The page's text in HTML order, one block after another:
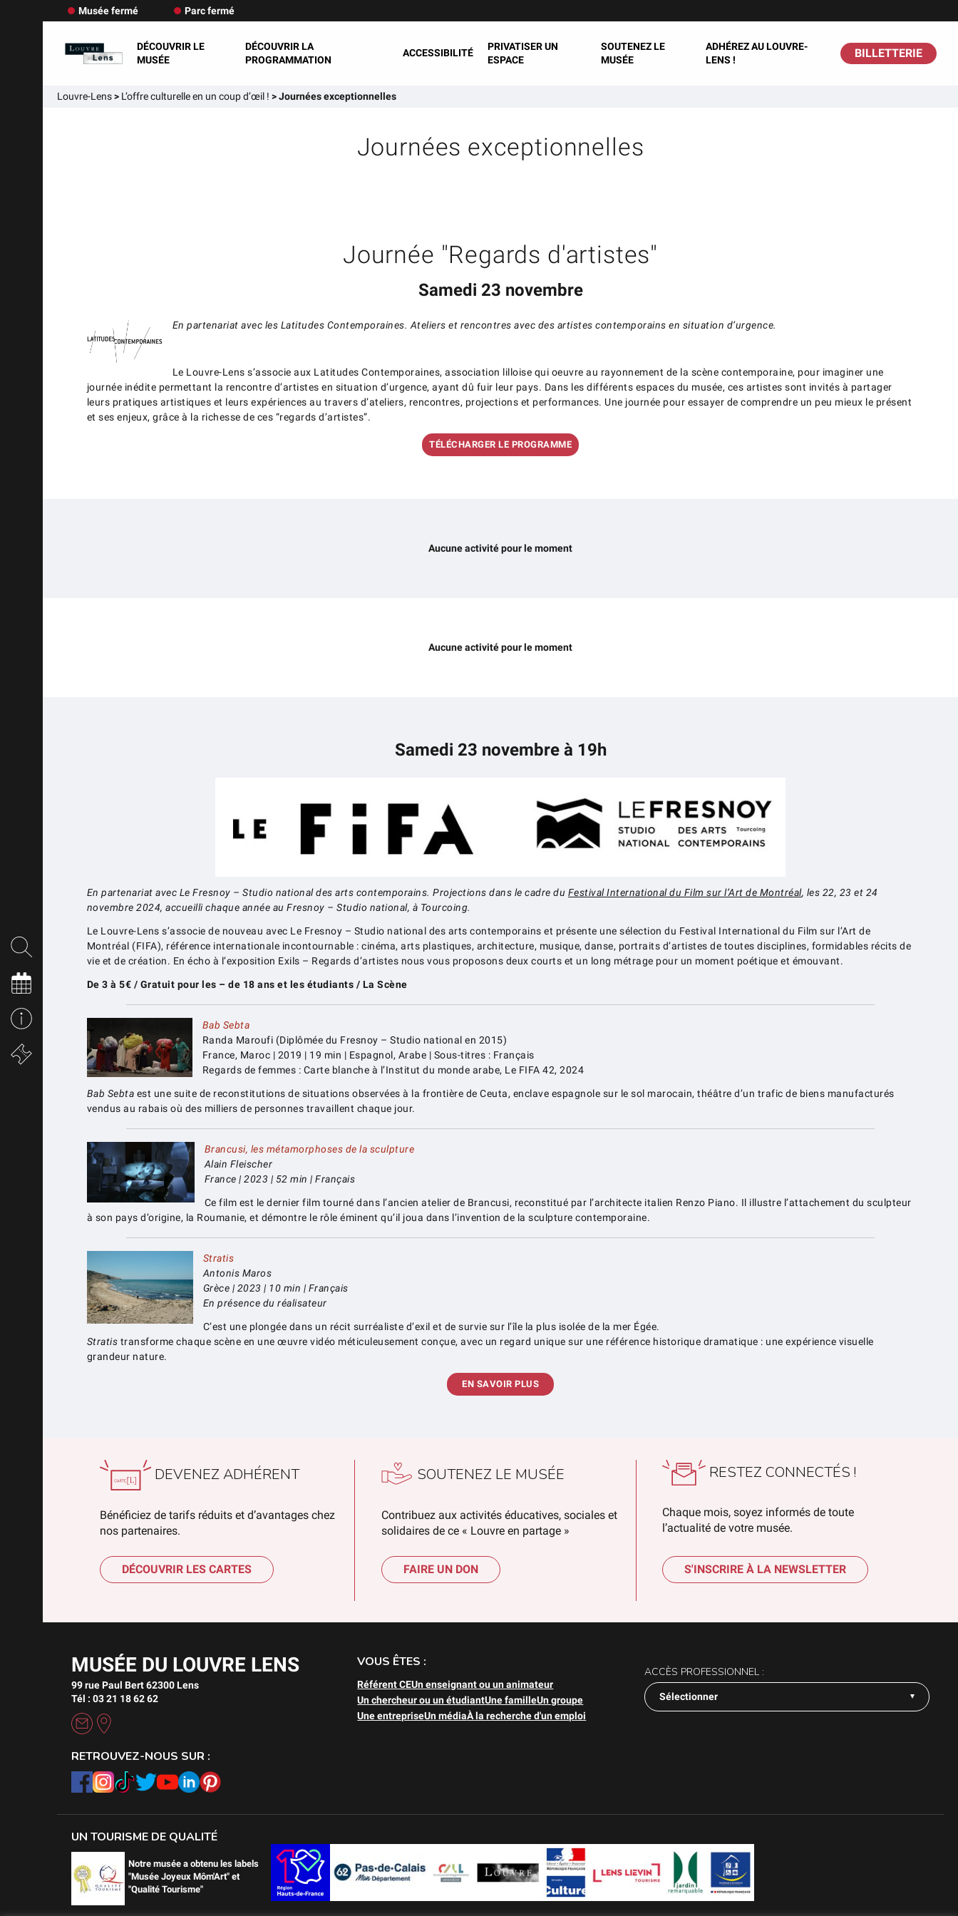
Musée fermé Parc fermé
DÉCOUVRIR LE
MUSÉE
DÉCOUVRIR LA
PROGRAMMATION
ACCESSIBILITÉ
PRIVATISER UN
ESPACE
SOUTENEZ LE
MUSÉE
ADHÉREZ AU LOUVRE-
LENS !
BILLETTERIE
Louvre-Lens> L’offre culturelle en un coup d’œil ! >Journées exceptionnelles
Journées exceptionnelles
Journée "Regards d'artistes"
Samedi 23 novembre
En partenariat avec les Latitudes Contemporaines. Ateliers et rencontres avec des artistes contemporains en situation d’urgence.
Le Louvre-Lens s’associe aux Latitudes Contemporaines, association lilloise qui oeuvre au rayonnement de la scène contemporaine, pour imaginer une
journée inédite permettant la rencontre d’artistes en situation d’urgence, ayant dû fuir leur pays. Dans les différents espaces du musée, ces artistes sont invités à partager
leurs pratiques artistiques et leurs expériences au travers d’ateliers, rencontres, projections et performances. Une journée pour essayer de comprendre un peu mieux le présent
et ses enjeux, grâce à la richesse de ces “regards d’artistes”.
TÉLÉCHARGER LE PROGRAMME
Aucune activité pour le moment
Aucune activité pour le moment
Samedi 23 novembre à 19h
En partenariat avec Le Fresnoy – Studio national des arts contemporains. Projections dans le cadre du Festival International du Film sur l’Art de Montréal, les 22, 23 et 24
novembre 2024, accueilli chaque année au Fresnoy – Studio national, à Tourcoing.
Le Louvre-Lens s’associe de nouveau avec Le Fresnoy – Studio national des arts contemporains et présente une sélection du Festival International du Film sur l’Art de
Montréal (FIFA), référence internationale incontournable : cinéma, arts plastiques, architecture, musique, danse, portraits d’artistes de toutes disciplines, formidables récits de
vie et de création. En écho à l’exposition Exils – Regards d’artistes nous vous proposons deux courts et un long métrage pour un moment poétique et émouvant.
De 3 à 5€ / Gratuit pour les – de 18 ans et les étudiants / La Scène
Bab Sebta
Randa Maroufi (Diplômée du Fresnoy – Studio national en 2015)
France, Maroc | 2019 | 19 min | Espagnol, Arabe | Sous-titres : Français
Regards de femmes : Carte blanche à l’Institut du monde arabe, Le FIFA 42, 2024
Bab Sebta est une suite de reconstitutions de situations observées à la frontière de Ceuta, enclave espagnole sur le sol marocain, théâtre d’un trafic de biens manufacturés
vendus au rabais où des milliers de personnes travaillent chaque jour.
Brancusi, les métamorphoses de la sculpture
Alain Fleischer
France | 2023 | 52 min | Français
Ce film est le dernier film tourné dans l’ancien atelier de Brancusi, reconstitué par l’architecte italien Renzo Piano. Il illustre l’attachement du sculpteur
à son pays d’origine, la Roumanie, et démontre le rôle éminent qu’il joua dans l’invention de la sculpture contemporaine.
Stratis
Antonis Maros
Grèce | 2023 | 10 min | Français
En présence du réalisateur
C’est une plongée dans un récit surréaliste d’exil et de survie sur l’île la plus isolée de la mer Égée.
Stratis transforme chaque scène en une œuvre vidéo méticuleusement conçue, avec un regard unique sur une référence historique dramatique : une expérience visuelle
grandeur nature.
EN SAVOIR PLUS
DEVENEZ ADHÉRENT
Bénéficiez de tarifs réduits et d’avantages chez
nos partenaires.
DÉCOUVRIR LES CARTES
SOUTENEZ LE MUSÉE
Contribuez aux activités éducatives, sociales et
solidaires de ce « Louvre en partage »
FAIRE UN DON
RESTEZ CONNECTÉS !
Chaque mois, soyez informés de toute
l’actualité de votre musée.
S'INSCRIRE À LA NEWSLETTER
MUSÉE DU LOUVRE LENS
99 rue Paul Bert 62300 Lens
Tél : 03 21 18 62 62
RETROUVEZ-NOUS SUR :
VOUS ÊTES :
Référent CEUn enseignant ou un animateur
Un chercheur ou un étudiantUne familleUn groupe
Une entrepriseUn médiaÀ la recherche d'un emploi
ACCÈS PROFESSIONNEL :
Sélectionner
UN TOURISME DE QUALITÉ
Notre musée a obtenu les labels
"Musée Joyeux Môm'Art" et
"Qualité Tourisme"